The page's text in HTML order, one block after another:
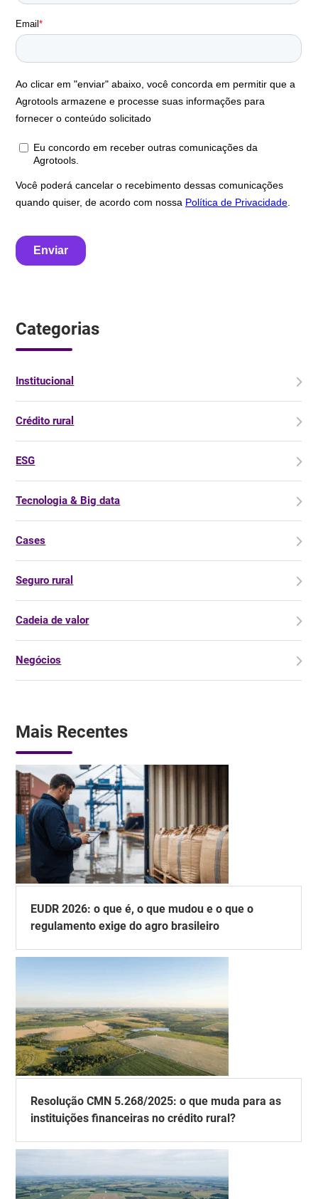
Categorias
Institucional
Crédito rural
ESG
Tecnologia & Big data
Cases
Seguro rural
Cadeia de valor
Negócios
Mais Recentes
EUDR 2026: o que é, o que mudou e o que o
regulamento exige do agro brasileiro
Resolução CMN 5.268/2025: o que muda para as
instituições financeiras no crédito rural?